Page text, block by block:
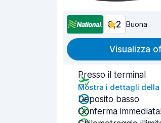
8,2 Buona
Visualizza
Presso il terminal
Mostra i dettagli della
Deposito basso
Conferma